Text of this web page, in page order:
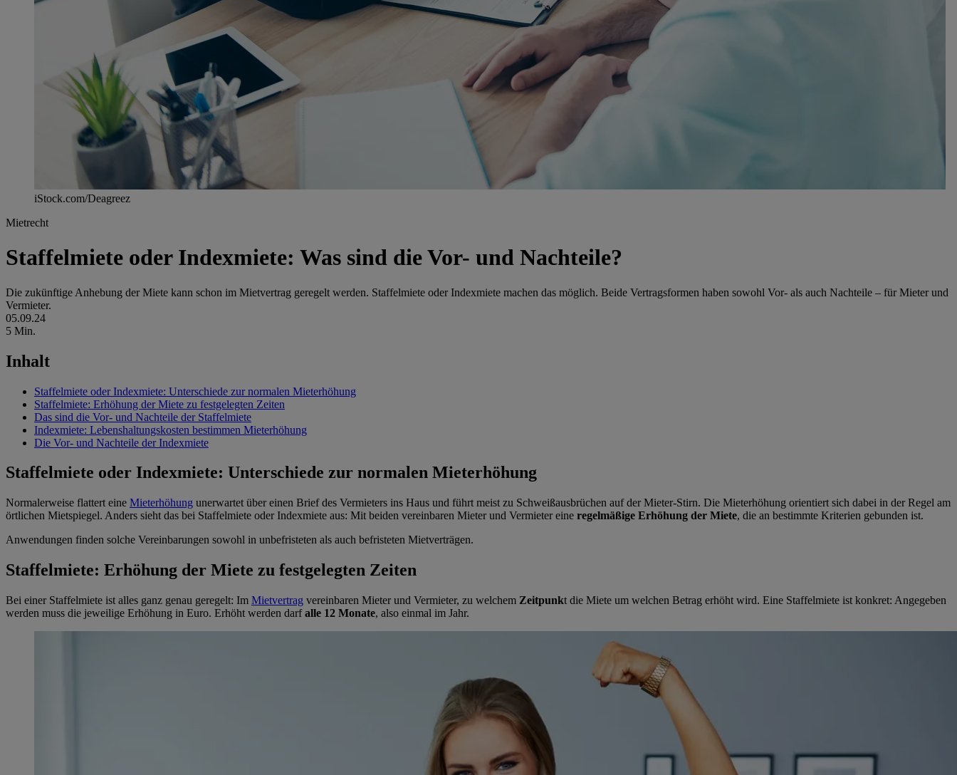
iStock.com/Deagreez
Mietrecht
Staffelmiete oder Indexmiete: Was sind die Vor- und Nachteile?
Die zukünftige Anhebung der Miete kann schon im Mietvertrag geregelt werden. Staffelmiete oder Indexmiete machen das möglich. Beide Vertragsformen haben sowohl Vor- als auch Nachteile – für Mieter und
Vermieter.
05.09.24
5 Min.
Inhalt
Staffelmiete oder Indexmiete: Unterschiede zur normalen Mieterhöhung
Staffelmiete: Erhöhung der Miete zu festgelegten Zeiten
Das sind die Vor- und Nachteile der Staffelmiete
Indexmiete: Lebenshaltungskosten bestimmen Mieterhöhung
Die Vor- und Nachteile der Indexmiete
Staffelmiete oder Indexmiete: Unterschiede zur normalen Mieterhöhung
Normalerweise flattert eine Mieterhöhung unerwartet über einen Brief des Vermieters ins Haus und führt meist zu Schweißausbrüchen auf der Mieter-Stirn. Die Mieterhöhung orientiert sich dabei in der Regel am
örtlichen Mietspiegel. Anders sieht das bei Staffelmiete oder Indexmiete aus: Mit beiden vereinbaren Mieter und Vermieter eine regelmäßige Erhöhung der Miete, die an bestimmte Kriterien gebunden ist.
Anwendungen finden solche Vereinbarungen sowohl in unbefristeten als auch befristeten Mietverträgen.
Staffelmiete: Erhöhung der Miete zu festgelegten Zeiten
Bei einer Staffelmiete ist alles ganz genau geregelt: Im Mietvertrag vereinbaren Mieter und Vermieter, zu welchem Zeitpunkt die Miete um welchen Betrag erhöht wird. Eine Staffelmiete ist konkret: Angegeben
werden muss die jeweilige Erhöhung in Euro. Erhöht werden darfalle 12 Monate, also einmal im Jahr.